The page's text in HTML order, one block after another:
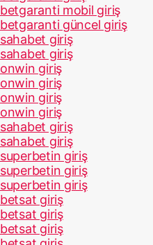
betgaranti mobil giriş
betgaranti güncel giriş
sahabet giriş
sahabet giriş
onwin giriş
onwin giriş
onwin giriş
onwin giriş
sahabet giriş
sahabet giriş
superbetin giriş
superbetin giriş
superbetin giriş
betsat giriş
betsat giriş
betsat giriş